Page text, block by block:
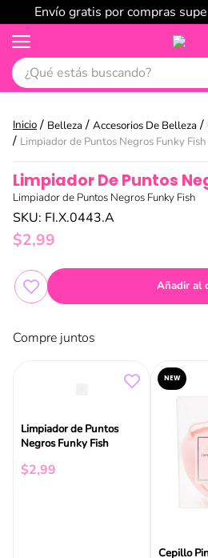
Envío gratis por compras
¿Qué estás buscando?
Belleza Accesorios De Belleza
Limpiador de Puntos Negros Funky Fish
Limpiador De Puntos
Limpiador de Puntos Negros Funky Fish
SKU: FI.X.0443.A
$2,99
Añadir al
Compre juntos
Limpiador de Puntos
Negros Funky Fish
$2,99
NEW
Cepillo